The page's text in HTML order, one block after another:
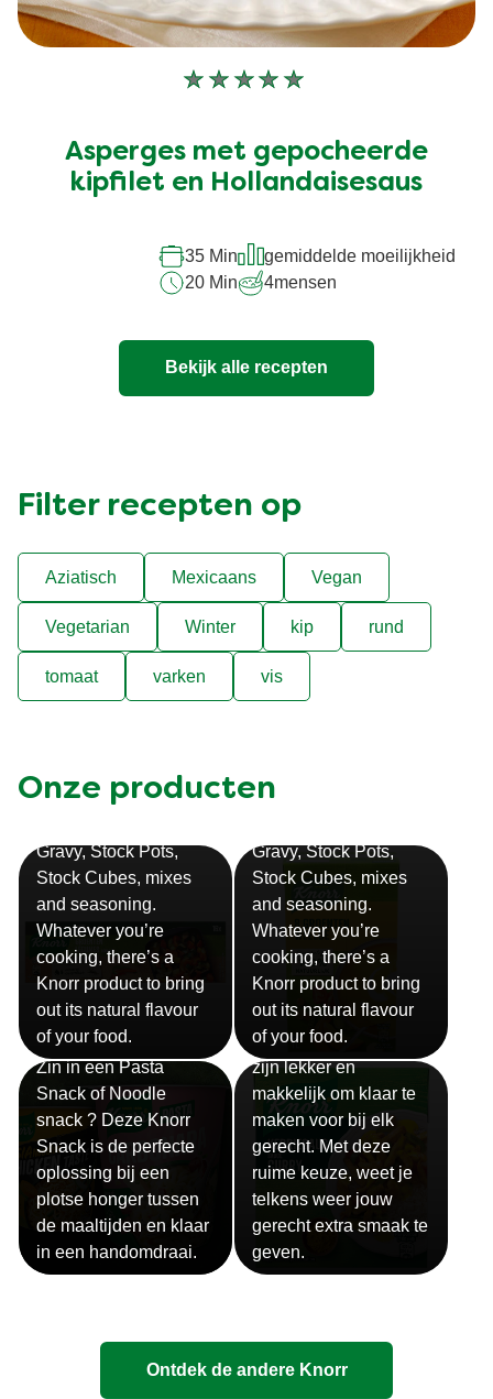
Geen
voor
deze
Asperges met gepocheerde
kipfilet en Hollandaisesaus
35 Min
gemiddelde moeilijkheid
20 Min
4mensen
Bekijk alle recepten
Filter recepten op
Aziatisch Mexicaans Vegan
Vegetarian Winter kip rund
tomaat varken vis
Onze producten
Gravy, Stock Pots,
Stock Cubes, mixes
and seasoning.
Whatever you’re
cooking, there’s a
Knorr product to bring
out its natural flavour
of your food.
Gravy, Stock Pots,
Stock Cubes, mixes
and seasoning.
Whatever you’re
cooking, there’s a
Knorr product to bring
out its natural flavour
of your food.
Snackpots
Zin in een Pasta
Snack of Noodle
snack ? Deze Knorr
Snack is de perfecte
oplossing bij een
plotse honger tussen
de maaltijden en klaar
in een handomdraai.
Sauzen
Onze Knorr sauzen
zijn lekker en
makkelijk om klaar te
maken voor bij elk
gerecht. Met deze
ruime keuze, weet je
telkens weer jouw
gerecht extra smaak te
geven.
Ontdek de andere Knorr